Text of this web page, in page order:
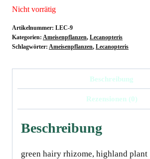
Nicht vorrätig
Artikelnummer: LEC-9
Kategorien: Ameisenpflanzen, Lecanopteris
Schlagwörter: Ameisenpflanzen, Lecanopteris
Beschreibung
Rezensionen (0)
Beschreibung
green hairy rhizome, highland plant